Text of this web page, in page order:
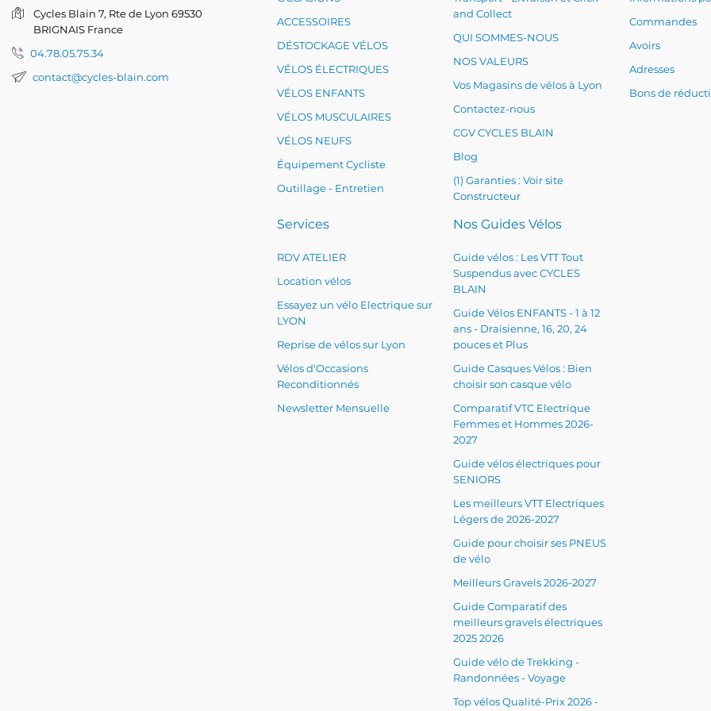
Cycles Blain 7, Rte de Lyon 69530
BRIGNAIS France
04.78.05.75.34
contact@cycles-blain.com
ACCESSOIRES
DÉSTOCKAGE VÉLOS
VÉLOS ÉLECTRIQUES
VÉLOS ENFANTS
VÉLOS MUSCULAIRES
VÉLOS NEUFS
Équipement Cycliste
Outillage - Entretien
and Collect
QUI SOMMES-NOUS
NOS VALEURS
Vos Magasins de vélos à Lyon
Contactez-nous
CGV CYCLES BLAIN
Blog
(1) Garanties : Voir site
Constructeur
Services
RDV ATELIER
Location vélos
Essayez un vélo Electrique sur
LYON
Reprise de vélos sur Lyon
Vélos d'Occasions
Reconditionnés
Newsletter Mensuelle
Nos Guides Vélos
Guide vélos : Les VTT Tout
Suspendus avec CYCLES
BLAIN
Guide Vélos ENFANTS - 1 à 12
ans - Draisienne, 16, 20, 24
pouces et Plus
Guide Casques Vélos : Bien
choisir son casque vélo
Comparatif VTC Electrique
Femmes et Hommes 2026-
2027
Guide vélos électriques pour
SENIORS
Les meilleurs VTT Electriques
Légers de 2026-2027
Guide pour choisir ses PNEUS
de vélo
Meilleurs Gravels 2026-2027
Guide Comparatif des
meilleurs gravels électriques
2025 2026
Guide vélo de Trekking -
Randonnées - Voyage
Top vélos Qualité-Prix 2026 -
Commandes
Avoirs
Adresses
Bons de